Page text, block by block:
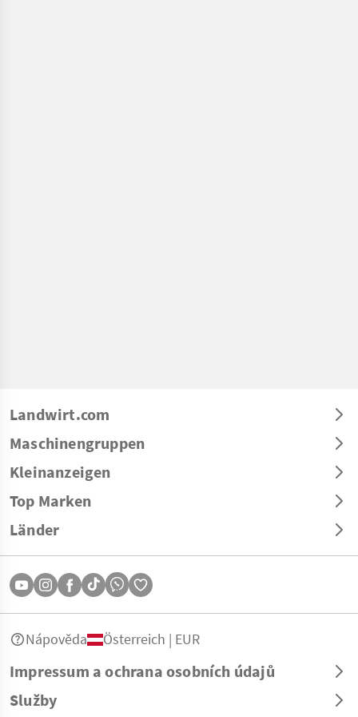
Landwirt.com
Maschinengruppen
Kleinanzeigen
Top Marken
Länder
Impressum a ochrana osobních údajů
Služby
Nápověda Österreich | EUR